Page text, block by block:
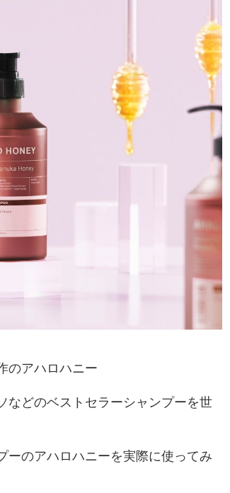
のアハロハニー
などのベストセラーシャンプーを世
ーのアハロハニーを実際に使ってみ